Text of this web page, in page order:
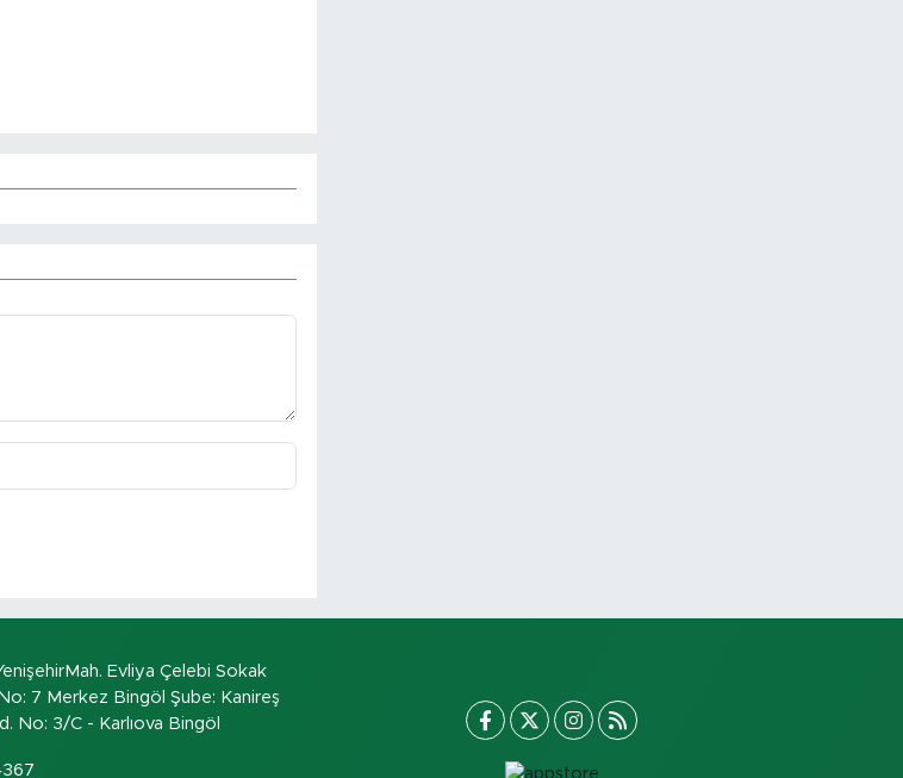
Evliya Çelebi Sokak
7 Merkez Bingöl Şube: Kanireş
No: 3/C - Karlıova Bingöl